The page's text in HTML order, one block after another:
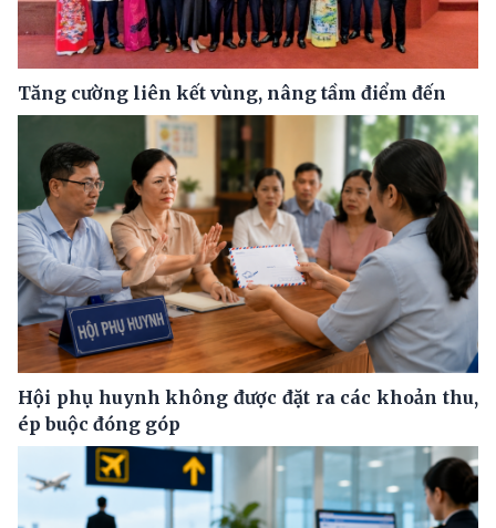
Tăng cường liên kết vùng, nâng tầm điểm đến
Hội phụ huynh không được đặt ra các khoản thu,
ép buộc đóng góp